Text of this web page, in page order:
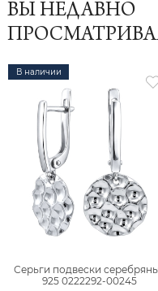
ВЫ НЕДАВНО
В наличии
Серьги подвески
925 0222292-00245